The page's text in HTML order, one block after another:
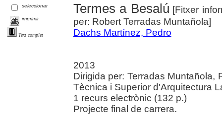
seleccionar
imprimir
Text complet
Termes a Besalú [Fitxer
per: Robert Terradas Muntañola]
Dachs Martínez, Pedro
2013
Dirigida per: Terradas Muntañola,
Tècnica i Superior d'Arquitectura
1 recurs electrònic (132 p.)
Projecte final de carrera.